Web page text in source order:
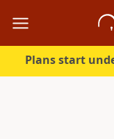
Plans start